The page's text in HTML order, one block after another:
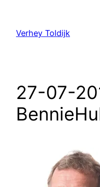
Verhey Toldijk
27-07-